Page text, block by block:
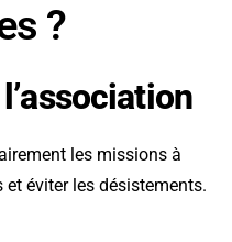
?
les missions à
éviter les désistements.